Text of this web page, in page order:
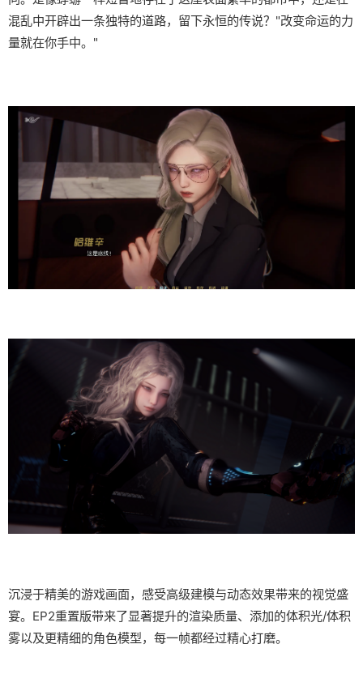
混乱中开辟出一条独特的道路，留下永恒的传说？"改变命运的力
量就在你手中。"
沉浸于精美的游戏画面，感受高级建模与动态效果带来的视觉盛
宴。EP2重置版带来了显著提升的渲染质量、添加的体积光/体积
雾以及更精细的角色模型，每一帧都经过精心打磨。